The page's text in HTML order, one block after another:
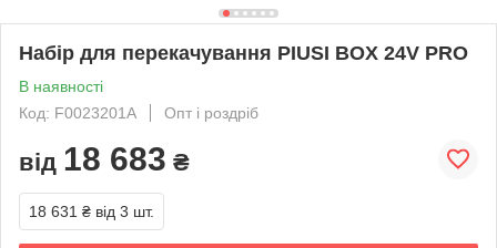
Набір для перекачування PIUSI BOX 24V PRO
В наявності
Код: F0023201A
Опт і роздріб
від 18 683 ₴
18 631 ₴ від 3 шт.